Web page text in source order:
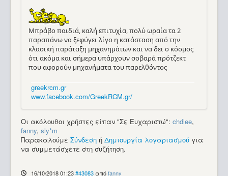
Μπράβο παιδιά, καλή επιτυχία, πολύ ωραία τα 2
παραπάνω να ξεφύγει λίγο η κατάσταση από την
κλασική παράταξη μηχανημάτων και να δει ο κόσμος
ότι ακόμα και σήμερα υπάρχουν σοβαρά πρότζεκτ
που αφορούν μηχανήματα του παρελθόντος
greekrcm.gr
www.facebook.com/GreekRCM.gr/
Οι ακόλουθοι χρήστες είπαν "Σε Ευχαριστώ": chdlee,
fanny, sly*m
Παρακαλούμε Σύνδεση ή Δημιουργία λογαριασμού για
να συμμετάσχετε στη συζήτηση.
16/10/2018 01:23 #43083 απόfanny